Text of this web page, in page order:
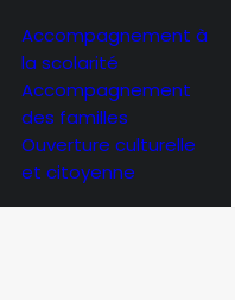
Accompagnement à
la scolarité
Accompagnement
des familles
Ouverture culturelle
et citoyenne